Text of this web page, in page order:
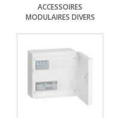
ACCESSOIRES
MODULAIRES DIVERS